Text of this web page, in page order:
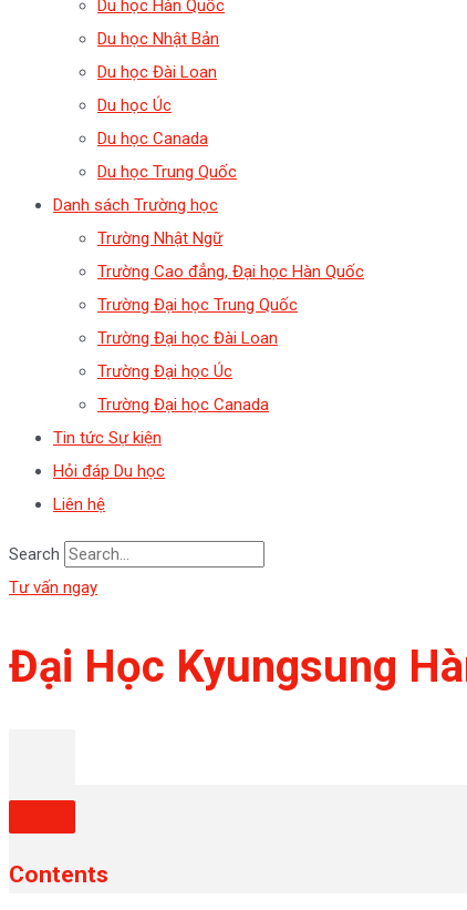
Du học Hàn Quốc
Du học Nhật Bản
Du học Đài Loan
Du học Úc
Du học Canada
Du học Trung Quốc
Danh sách Trường học
Trường Nhật Ngữ
Trường Cao đẳng, Đại học Hàn Quốc
Trường Đại học Trung Quốc
Trường Đại học Đài Loan
Trường Đại học Úc
Trường Đại học Canada
Tin tức Sự kiện
Hỏi đáp Du học
Liên hệ
Search
Tư vấn ngay
Đại Học Kyungsung
Contents